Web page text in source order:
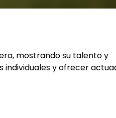
mostrando su talento y
individuales y ofrecer